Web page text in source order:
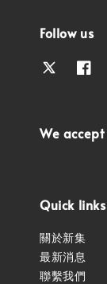
Follow us
We accept
Quick links
關於新集
最新消息
聯繫我們